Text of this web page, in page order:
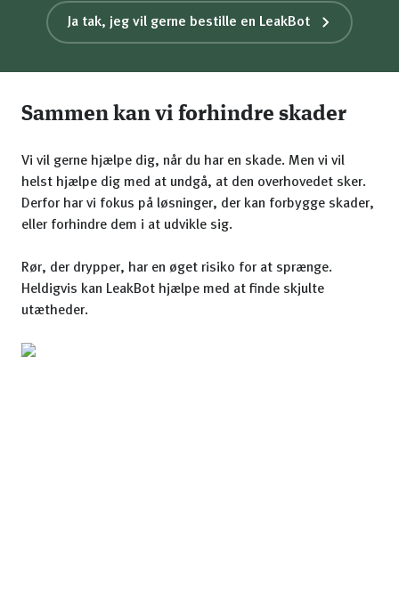
Ja tak, jeg vil gerne bestille en LeakBot
Sammen kan vi forhindre skader
Vi vil gerne hjælpe dig, når du har en skade. Men vi vil
helst hjælpe dig med at undgå, at den overhovedet sker.
Derfor har vi fokus på løsninger, der kan forbygge skader,
eller forhindre dem i at udvikle sig.
Rør, der drypper, har en øget risiko for at sprænge.
Heldigvis kan LeakBot hjælpe med at finde skjulte
utætheder.